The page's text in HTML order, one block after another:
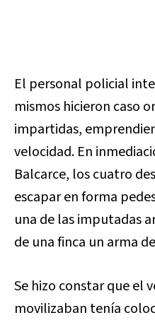
El personal policial
mismos hicieron caso
impartidas,
velocidad. En
Balcarce, los cuatro
escapar en forma
una de las imputadas
de una finca un arma
Se hizo constar que el
movilizaban tenía